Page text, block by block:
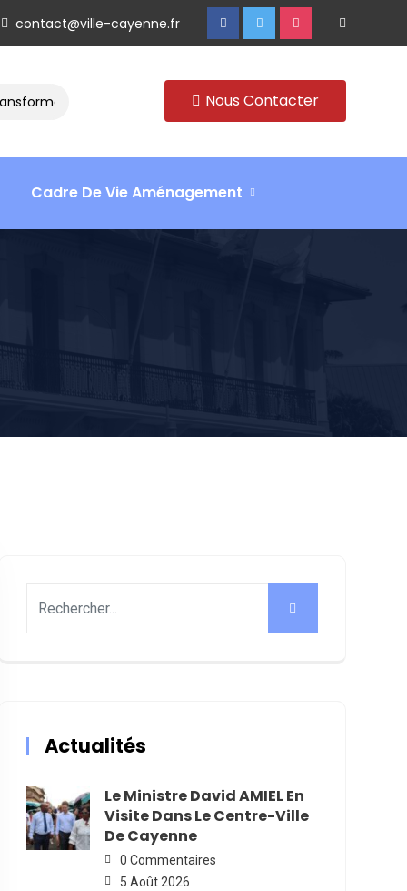
contact@ville-cayenne.fr
Rencontre avec Madame Isabelle FAMARO
Nous Contacter
Cadre De Vie Aménagement
Actualités
Le Ministre David AMIEL En
Visite Dans Le Centre-Ville
De Cayenne
0 Commentaires
5 Août 2026